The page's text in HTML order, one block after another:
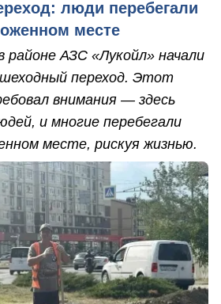
люди перебегали
месте
районе АЗС «Лукойл» начали
переход. Этот
внимания — здесь
и многие перебегали
месте, рискуя жизнью.